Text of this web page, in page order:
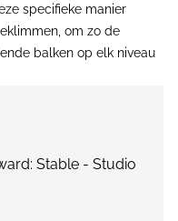
specifieke manier
om zo de
balken op elk niveau
Stable - Studio